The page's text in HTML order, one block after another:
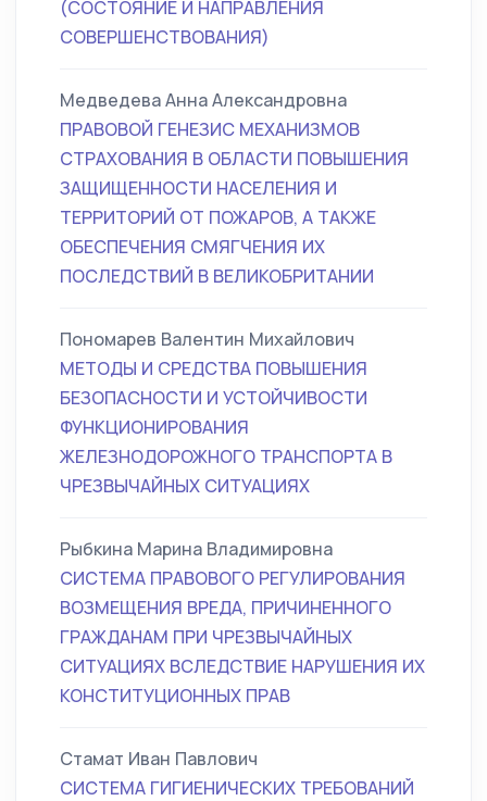
(СОСТОЯНИЕ И НАПРАВЛЕНИЯ
СОВЕРШЕНСТВОВАНИЯ)
Медведева Анна Александровна
ПРАВОВОЙ ГЕНЕЗИС МЕХАНИЗМОВ
СТРАХОВАНИЯ В ОБЛАСТИ ПОВЫШЕНИЯ
ЗАЩИЩЕННОСТИ НАСЕЛЕНИЯ И
ТЕРРИТОРИЙ ОТ ПОЖАРОВ, А ТАКЖЕ
ОБЕСПЕЧЕНИЯ СМЯГЧЕНИЯ ИХ
ПОСЛЕДСТВИЙ В ВЕЛИКОБРИТАНИИ
Пономарев Валентин Михайлович
МЕТОДЫ И СРЕДСТВА ПОВЫШЕНИЯ
БЕЗОПАСНОСТИ И УСТОЙЧИВОСТИ
ФУНКЦИОНИРОВАНИЯ
ЖЕЛЕЗНОДОРОЖНОГО ТРАНСПОРТА В
ЧРЕЗВЫЧАЙНЫХ СИТУАЦИЯХ
Рыбкина Марина Владимировна
СИСТЕМА ПРАВОВОГО РЕГУЛИРОВАНИЯ
ВОЗМЕЩЕНИЯ ВРЕДА, ПРИЧИНЕННОГО
ГРАЖДАНАМ ПРИ ЧРЕЗВЫЧАЙНЫХ
СИТУАЦИЯХ ВСЛЕДСТВИЕ НАРУШЕНИЯ ИХ
КОНСТИТУЦИОННЫХ ПРАВ
Стамат Иван Павлович
СИСТЕМА ГИГИЕНИЧЕСКИХ ТРЕБОВАНИЙ